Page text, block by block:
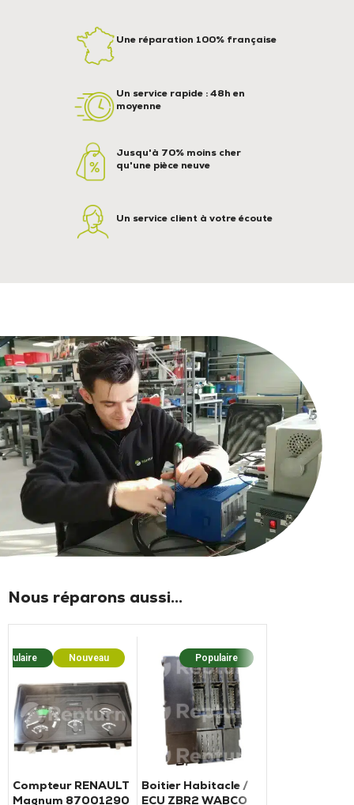
Une réparation 100% française
Un service rapide : 48h en
moyenne
Jusqu'à 70% moins cher
qu'une pièce neuve
Un service client à votre écoute
Nous réparons aussi...
Nouveau
Compteur RENAULT
Magnum 87001290
Populaire
Boitier Habitacle /
ECU ZBR2 WABCO